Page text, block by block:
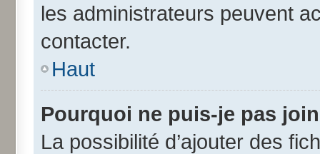
les administrateurs peuvent
contacter.
Haut
Pourquoi ne puis-je pas
La possibilité d’ajouter des